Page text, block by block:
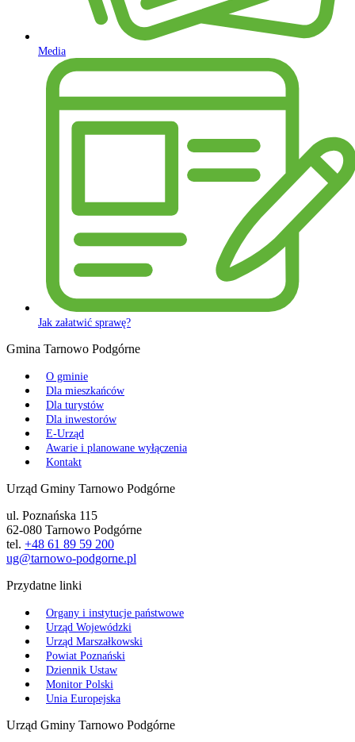
Media
Jak załatwić sprawę?
Gmina Tarnowo Podgórne
O gminie
Dla mieszkańców
Dla turystów
Dla inwestorów
E-Urząd
Awarie i planowane wyłączenia
Kontakt
Urząd Gminy Tarnowo Podgórne
ul. Poznańska 115
62-080 Tarnowo Podgórne
tel. +48 61 89 59 200
ug@tarnowo-podgorne.pl
Przydatne linki
Organy i instytucje państwowe
Urząd Wojewódzki
Urząd Marszałkowski
Powiat Poznański
Dziennik Ustaw
Monitor Polski
Unia Europejska
Urząd Gminy Tarnowo Podgórne